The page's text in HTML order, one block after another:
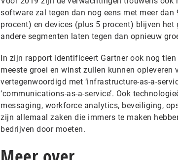
software zal tegen dan nog eens met meer
procent) en devices (plus 5 procent) blijven
andere segmenten laten tegen dan opnieuw
In zijn rapport identificeert Gartner ook nog
meeste groei en winst zullen kunnen
vertegenwoordigd met ‘infrastructure-as-a-
‘communications-as-a-service’. Ook
messaging, workforce analytics, beveiliging,
zijn allemaal zaken die immers te maken
bedrijven door moeten.